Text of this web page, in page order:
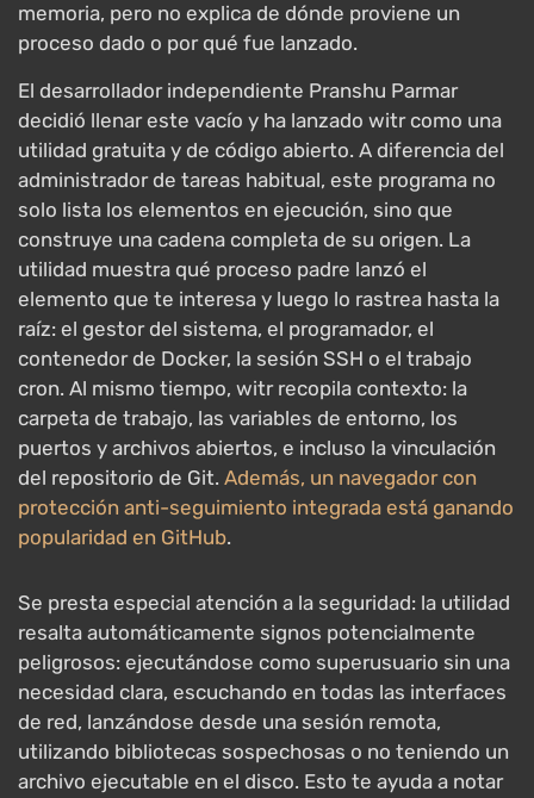
memoria, pero no explica de dónde proviene un
proceso dado o por qué fue lanzado.
El desarrollador independiente Pranshu Parmar
decidió llenar este vacío y ha lanzado witr como una
utilidad gratuita y de código abierto. A diferencia del
administrador de tareas habitual, este programa no
solo lista los elementos en ejecución, sino que
construye una cadena completa de su origen. La
utilidad muestra qué proceso padre lanzó el
elemento que te interesa y luego lo rastrea hasta la
raíz: el gestor del sistema, el programador, el
contenedor de Docker, la sesión SSH o el trabajo
cron. Al mismo tiempo, witr recopila contexto: la
carpeta de trabajo, las variables de entorno, los
puertos y archivos abiertos, e incluso la vinculación
del repositorio de Git. Además, un navegador con
protección anti-seguimiento integrada está ganando
popularidad en GitHub.
Se presta especial atención a la seguridad: la utilidad
resalta automáticamente signos potencialmente
peligrosos: ejecutándose como superusuario sin una
necesidad clara, escuchando en todas las interfaces
de red, lanzándose desde una sesión remota,
utilizando bibliotecas sospechosas o no teniendo un
archivo ejecutable en el disco. Esto te ayuda a notar